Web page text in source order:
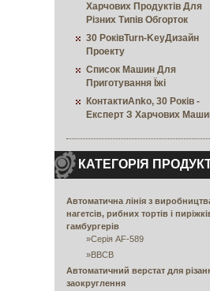
Харчових Продуктів Для
Різних Типів Обгорток
30 РоківTurn-KeyДизайн
Проекту
Список Машин Для
Приготування Їжі
КонтактиAnko, 30 Років -
Експерт З Харчових
КАТЕГОРІЯ
Автоматична лінія з
нагетсів, рибних тортів і
гамбургерів
»Серія AF-589
»BBCB
Автоматичний верстат для
заокруглення